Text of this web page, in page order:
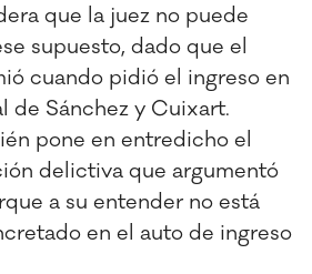
que la juez no puede
supuesto, dado que el
cuando pidió el ingreso en
de Sánchez y Cuixart.
pone en entredicho el
delictiva que argumentó
a su entender no está
en el auto de ingreso